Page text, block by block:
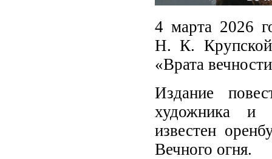
4 марта 2026
Н. К. Крупской
«Врата
Издание
художника и
известен
Вечного огня.